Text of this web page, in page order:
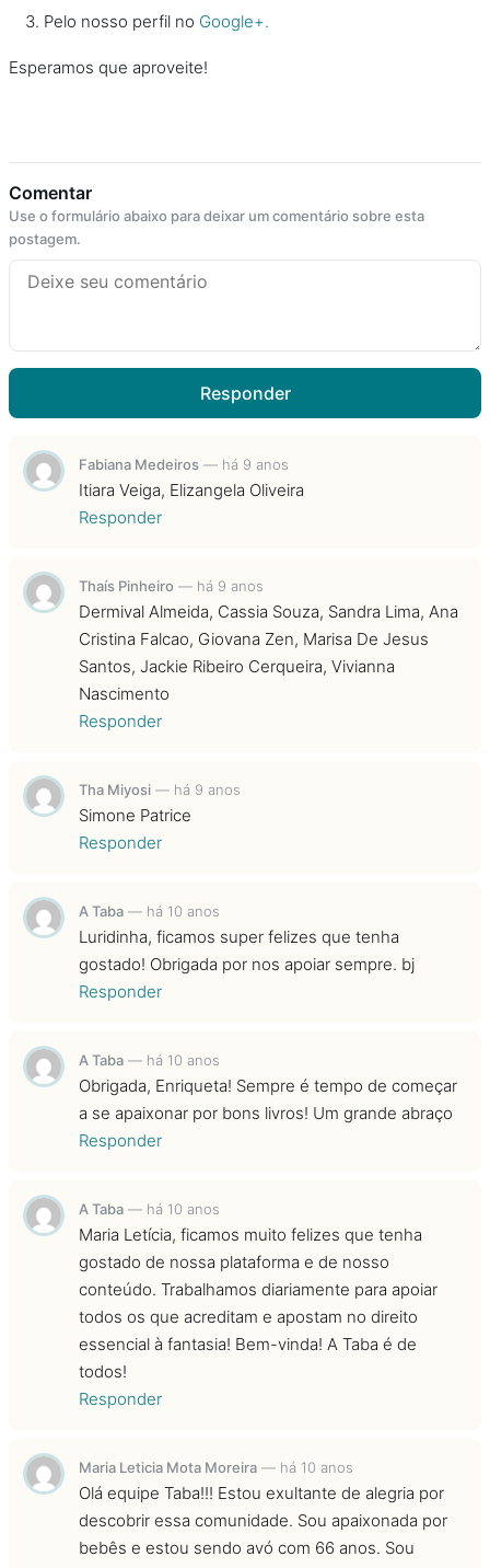
Pelo nosso perfil no Google+.
Esperamos que aproveite!
Comentar
Use o formulário abaixo para deixar um comentário sobre esta
postagem.
Responder
Fabiana Medeiros — há 9 anos
Itiara Veiga, Elizangela Oliveira
Responder
Thaís Pinheiro — há 9 anos
Dermival Almeida, Cassia Souza, Sandra Lima, Ana
Cristina Falcao, Giovana Zen, Marisa De Jesus
Santos, Jackie Ribeiro Cerqueira, Vivianna
Nascimento
Responder
Tha Miyosi — há 9 anos
Simone Patrice
Responder
A Taba — há 10 anos
Luridinha, ficamos super felizes que tenha
gostado! Obrigada por nos apoiar sempre. bj
Responder
A Taba — há 10 anos
Obrigada, Enriqueta! Sempre é tempo de começar
a se apaixonar por bons livros! Um grande abraço
Responder
A Taba — há 10 anos
Maria Letícia, ficamos muito felizes que tenha
gostado de nossa plataforma e de nosso
conteúdo. Trabalhamos diariamente para apoiar
todos os que acreditam e apostam no direito
essencial à fantasia! Bem-vinda! A Taba é de
todos!
Responder
Maria Leticia Mota Moreira — há 10 anos
Olá equipe Taba!!! Estou exultante de alegria por
descobrir essa comunidade. Sou apaixonada por
bebês e estou sendo avó com 66 anos. Sou